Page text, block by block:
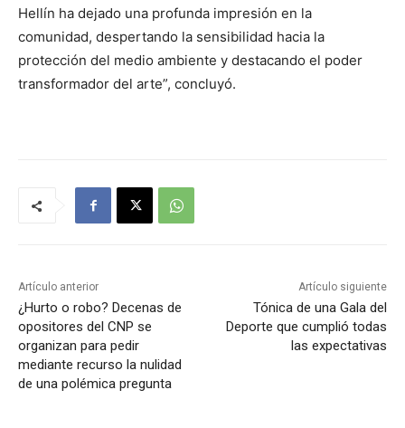
Hellín ha dejado una profunda impresión en la
comunidad, despertando la sensibilidad hacia la
protección del medio ambiente y destacando el poder
transformador del arte”, concluyó.
Artículo anterior
¿Hurto o robo? Decenas de
opositores del CNP se
organizan para pedir
mediante recurso la nulidad
de una polémica pregunta
Artículo siguiente
Tónica de una Gala del
Deporte que cumplió todas
las expectativas